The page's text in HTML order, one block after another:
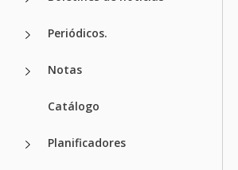
Periódicos.
Notas
Catálogo
Planificadores